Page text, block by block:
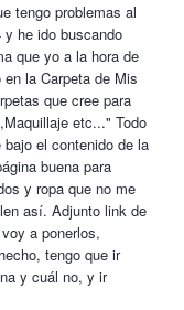
tengo problemas al
he ido buscando
que yo a la hora de
la Carpeta de Mis
que cree para
etc..." Todo
el contenido de la
buena para
y ropa que no me
así. Adjunto link de
a ponerlos,
tengo que ir
y cuál no, y ir